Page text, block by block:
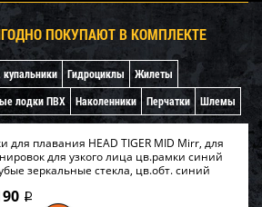
ПОКУПАЮТ В КОМПЛЕКТЕ
Гидроциклы
Жилеты
лодки ПВХ Наколенники Перчатки Шлемы
для плавания HEAD TIGER MID Mirr, для
для узкого лица цв.рамки синий
зеркальные стекла, цв.обт. синий
i